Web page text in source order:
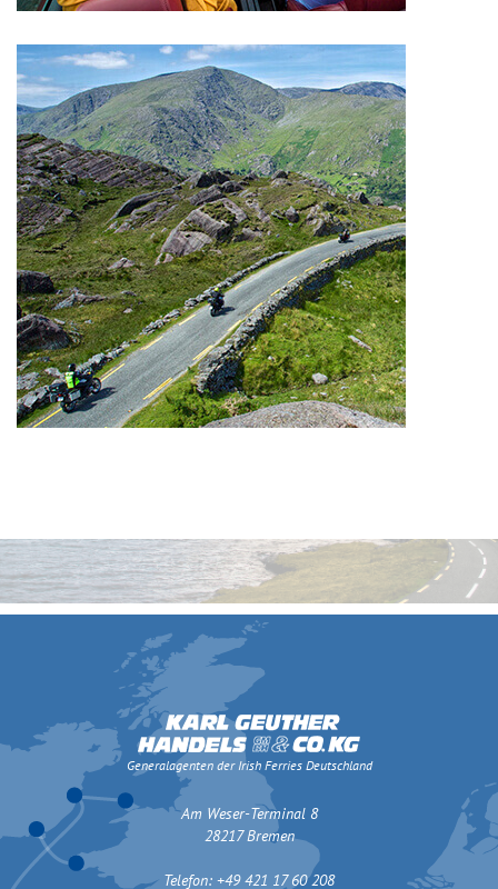
Generalagenten der Irish Ferries Deutschland
Am Weser-Terminal 8
28217 Bremen
Telefon: +49 421 17 60 208